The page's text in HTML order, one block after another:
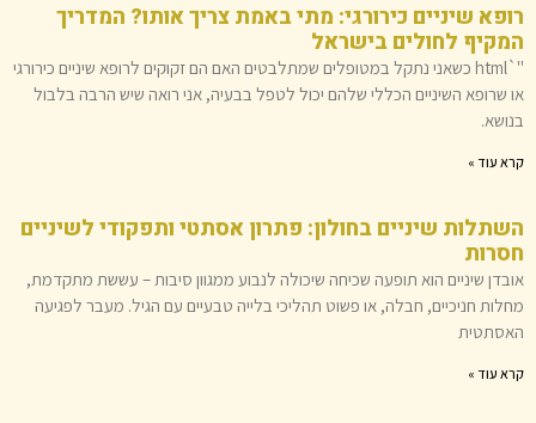
רופא שיניים כירורגי: מתי באמת צריך אותו? המדריך
המקיף לחולים בישראל
"`html כשאני נתקל במטופלים שמתלבטים האם הם זקוקים לרופא שיניים כירורגי
או שרופא השיניים הכללי שלהם יכול לטפל בבעיה, אני רואה שיש הרבה בלבול
בנושא.
קרא עוד »
השתלות שיניים בחולון: פתרון אסתטי ותפקודי לשיניים
חסרות
אובדן שיניים הוא תופעה שכיחה שיכולה לנבוע ממגוון סיבות – עששת מתקדמת,
מחלות חניכיים, חבלה, או פשוט תהליכי בלייה טבעיים עם הגיל. מעבר לפגיעה
האסתטית
קרא עוד »